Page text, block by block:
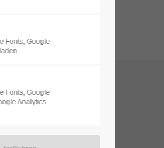
8dB
Fonts, Google
Fonts, Google
Analytics